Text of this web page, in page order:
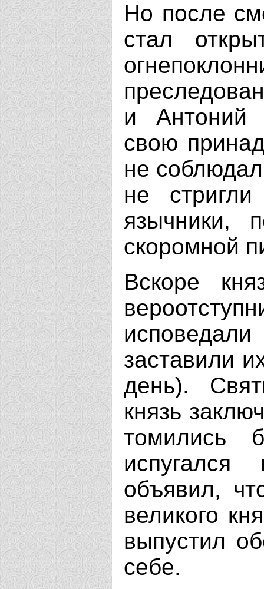
Но после
стал
и Антоний
свою
не
не
язычники,
скоромной
Вскоре
заставили
день).
князь
томились
объявил,
великого
выпустил
себе.